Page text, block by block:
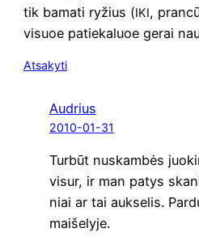
tik bama­ti ryžius (IKI,
visuoe patie­ka­luoe gerai
Atsakyti
Audrius
2010-01-31
Tur­būt nuskam­bės
visur, ir man patys
niai ar tai auk­se­lis.
maišelyje.